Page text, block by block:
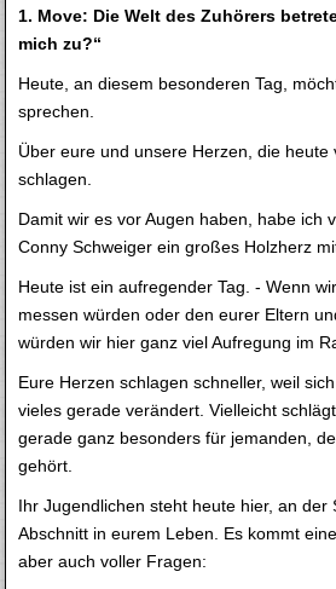
1. Move: Die Welt des Zuhörers
mich zu?“
Heute, an diesem besonderen Tag,
sprechen.
Über eure und unsere Herzen, die heute
schlagen.
Damit wir es vor Augen haben, habe ich
Conny Schweiger ein großes Holzherz
Heute ist ein aufregender Tag. - Wenn
messen würden oder den eurer Eltern
würden wir hier ganz viel Aufregung im
Eure Herzen schlagen schneller, weil
vieles gerade verändert. Vielleicht
gerade ganz besonders für jemanden,
gehört.
Ihr Jugendlichen steht heute hier, an der
Abschnitt in eurem Leben. Es kommt
aber auch voller Fragen: